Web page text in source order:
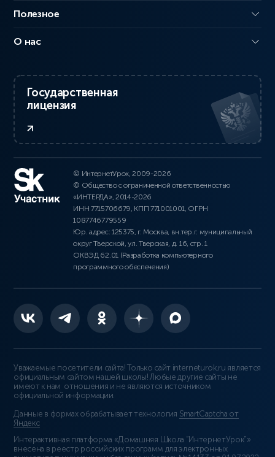
Полезное
О нас
Государственная
лицензия
© ИнтернетУрок, 2009-2026
© Общество с ограниченной ответственностью
«ИНТЕРДА», 2014-2026
ИНН 7715706679, КПП 771001001, ОГРН
1087746779559
Юр. адрес: 125375, г. Москва, вн.тер.г. муниципальный
округ Тверской, ул. Тверская, д. 16, стр. 1
ОКВЭД 62.01 (Разработка компьютерного
программного обеспечения)
Уважаемые посетители сайта! Только сайт interneturok.ru является
официальным сайтом нашей школы! Любые другие сайты не
имеют к нам отношения и не являются источником
официальной информации.
Данные в формах обрабатывает технология SmartCaptcha от
Яндекс
Интерактивная платформа «Домашняя Школа “ИнтернетУрок”»
внесена в реестр российских программ для электронных